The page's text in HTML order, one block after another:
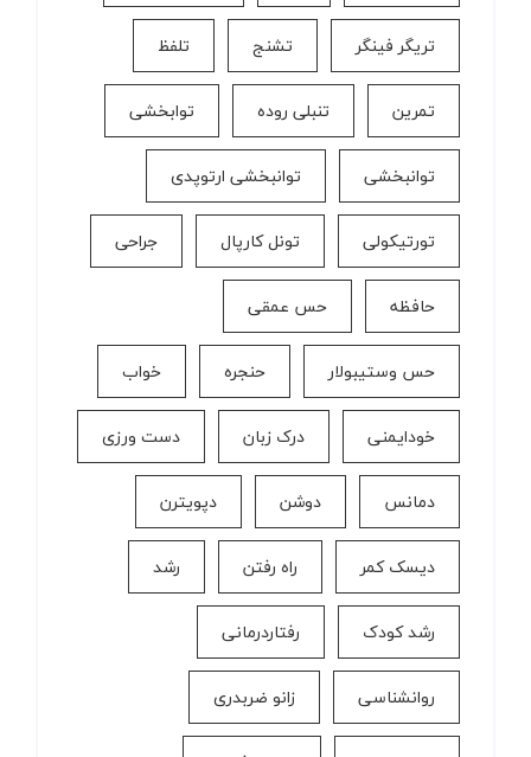
تریگر فینگر تشنج تلفظ
تمرین تنبلی روده توابخشی
توانبخشی توانبخشی ارتوپدی
تورتیکولی تونل کارپال جراحی
حافظه حس عمقی
حس وستیبولار حنجره خواب
خودایمنی درک زبان دست ورزی
دمانس دوشن دپویترن
دیسک کمر راه رفتن رشد
رشد کودک رفتاردرمانی
روانشناسی زانو ضربدری